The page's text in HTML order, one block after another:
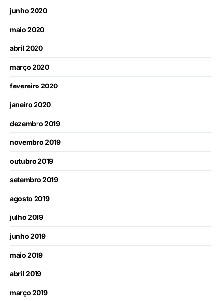
junho 2020
maio 2020
abril 2020
março 2020
fevereiro 2020
janeiro 2020
dezembro 2019
novembro 2019
outubro 2019
setembro 2019
agosto 2019
julho 2019
junho 2019
maio 2019
abril 2019
março 2019